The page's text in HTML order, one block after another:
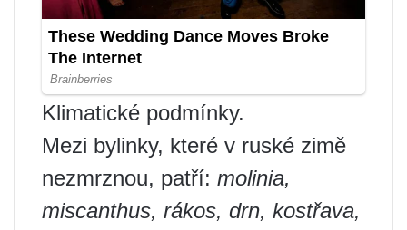
Klimatické podmínky.
Mezi bylinky, které v ruské zimě
nezmrznou, patří: molinia,
miscanthus, rákos, drn, kostřava,